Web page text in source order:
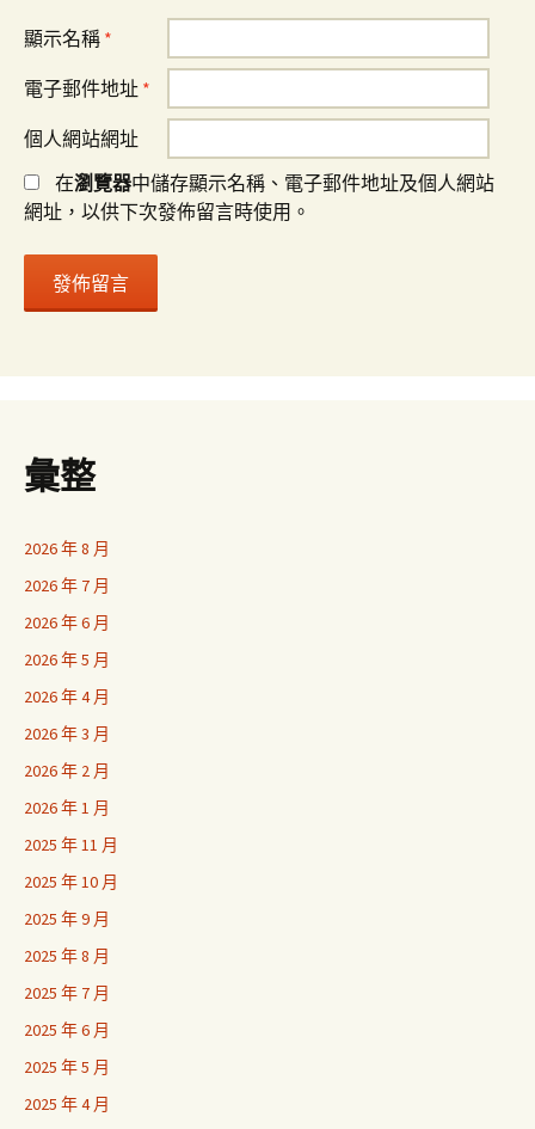
顯示名稱 *
電子郵件地址 *
個人網站網址
在瀏覽器中儲存顯示名稱、電子郵件地址及個人網站
網址，以供下次發佈留言時使用。
彙整
2026 年 8 月
2026 年 7 月
2026 年 6 月
2026 年 5 月
2026 年 4 月
2026 年 3 月
2026 年 2 月
2026 年 1 月
2025 年 11 月
2025 年 10 月
2025 年 9 月
2025 年 8 月
2025 年 7 月
2025 年 6 月
2025 年 5 月
2025 年 4 月